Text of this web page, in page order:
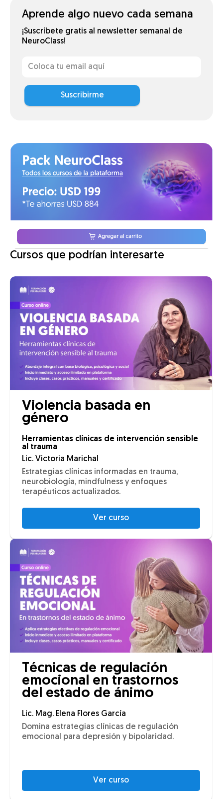
Aprende algo nuevo cada semana
¡Suscríbete gratis al newsletter semanal de
NeuroClass!
Suscribirme
Cursos que podrían interesarte
Violencia basada en
género
Herramientas clínicas de intervención sensible
al trauma
Lic. Victoria Marichal
Estrategias clínicas informadas en trauma,
neurobiología, mindfulness y enfoques
terapéuticos actualizados.
Ver curso
Técnicas de regulación
emocional en trastornos
del estado de ánimo
Lic. Mag. Elena Flores García
Domina estrategias clínicas de regulación
emocional para depresión y bipolaridad.
Ver curso